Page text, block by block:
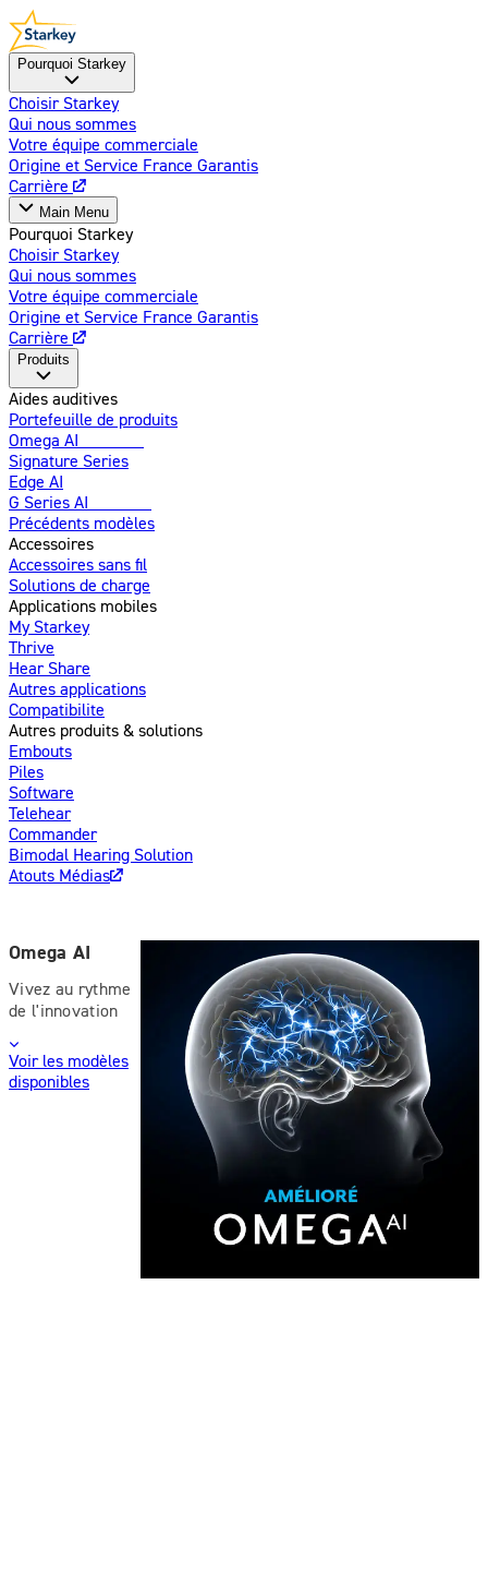
Pourquoi Starkey
Choisir Starkey
Qui nous sommes
Votre équipe commerciale
Origine et Service France Garantis
Carrière
Main Menu
Pourquoi Starkey
Choisir Starkey
Qui nous sommes
Votre équipe commerciale
Origine et Service France Garantis
Carrière
Produits
Aides auditives
Portefeuille de produits
Omega AI
Signature Series
Edge AI
G Series AI
Précédents modèles
Accessoires
Accessoires sans fil
Solutions de charge
Applications mobiles
My Starkey
Thrive
Hear Share
Autres applications
Compatibilite
Autres produits & solutions
Embouts
Piles
Software
Telehear
Commander
Bimodal Hearing Solution
Atouts Médias
Omega AI
Vivez au rythme
de l'innovation
Voir les modèles
disponibles